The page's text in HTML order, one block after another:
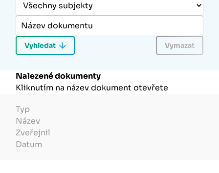
Nalezené dokumenty
Kliknutím na název dokument otevřete
Typ
Název
Zveřejnil
Datum